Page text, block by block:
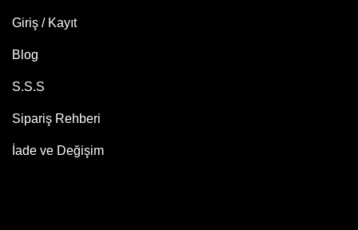
Giriş / Kayıt
Blog
S.S.S
Sipariş Rehberi
İade ve Değişim